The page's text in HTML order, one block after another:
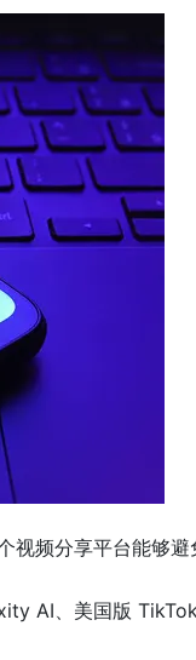
频分享平台能够避
AI、美国版